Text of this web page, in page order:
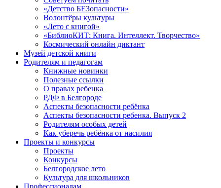
«Детство БЕЗопасности»
Волонтёры культуры
«Лето с книгой»
«БиблиоКИТ: Книга. Интеллект. Творчество»
Космический онлайн диктант
Музей детской книги
Родителям и педагогам
Книжные новинки
Полезные ссылки
О правах ребенка
РДФ в Белгороде
Аспекты безопасности ребёнка
Аспекты безопасности ребенка. Выпуск 2
Родителям особых детей
Как уберечь ребёнка от насилия
Проекты и конкурсы
Проекты
Конкурсы
Белгородское лето
Культура для школьников
Профессионалам